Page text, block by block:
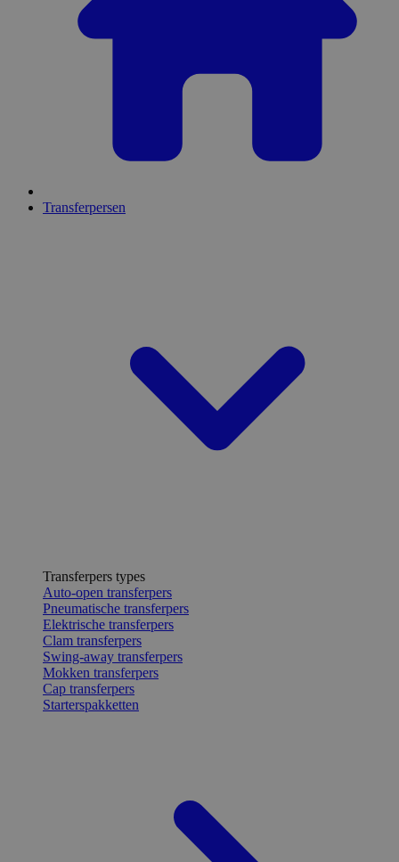
Transferpersen
Transferpers types
Auto-open transferpers
Pneumatische transferpers
Elektrische transferpers
Clam transferpers
Swing-away transferpers
Mokken transferpers
Cap transferpers
Starterspakketten